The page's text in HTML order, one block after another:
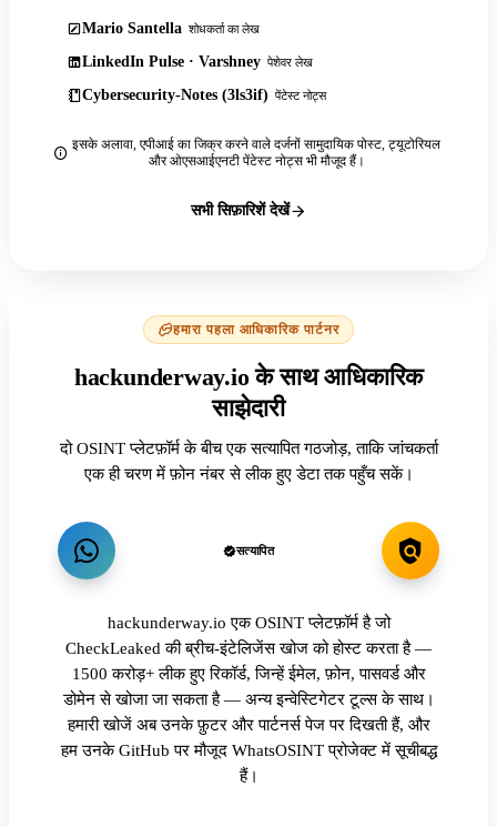
Mario Santella शोधकर्ता का लेख
LinkedIn Pulse · Varshney पेशेवर लेख
Cybersecurity-Notes (3ls3if) पेंटेस्ट नोट्स
इसके अलावा, एपीआई का जिक्र करने वाले दर्जनों सामुदायिक पोस्ट, ट्यूटोरियल
और ओएसआईएनटी पेंटेस्ट नोट्स भी मौजूद हैं।
सभी सिफ़ारिशें देखें
हमारा पहला आधिकारिक पार्टनर
hackunderway.io के साथ आधिकारिक
साझेदारी
दो OSINT प्लेटफ़ॉर्म के बीच एक सत्यापित गठजोड़, ताकि जांचकर्ता
एक ही चरण में फ़ोन नंबर से लीक हुए डेटा तक पहुँच सकें।
सत्यापित
hackunderway.io एक OSINT प्लेटफ़ॉर्म है जो
CheckLeaked की ब्रीच-इंटेलिजेंस खोज को होस्ट करता है —
1500 करोड़+ लीक हुए रिकॉर्ड, जिन्हें ईमेल, फ़ोन, पासवर्ड और
डोमेन से खोजा जा सकता है — अन्य इन्वेस्टिगेटर टूल्स के साथ।
हमारी खोजें अब उनके फ़ुटर और पार्टनर्स पेज पर दिखती हैं, और
हम उनके GitHub पर मौजूद WhatsOSINT प्रोजेक्ट में सूचीबद्ध
हैं।